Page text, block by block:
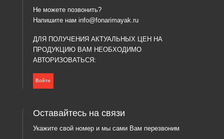
Не можете позвонить?
Напишите нам info@fonarimayak.ru
ДЛЯ ПОЛУЧЕНИЯ АКТУАЛЬНЫХ ЦЕН НА
ПРОДУКЦИЮ ВАМ НЕОБХОДИМО
АВТОРИЗОВАТЬСЯ:
Войти
Оставайтесь на связи
Укажите свой номер и мы сами Вам перезвоним